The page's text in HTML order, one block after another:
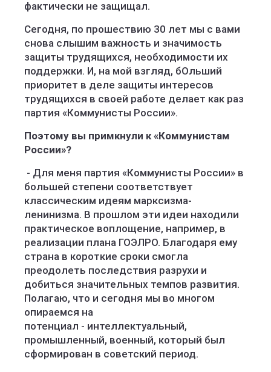
фактически не защищал.
Сегодня, по прошествию 30 лет мы с вами
снова слышим важность и значимость
защиты трудящихся, необходимости их
поддержки. И, на мой взгляд, бОльший
приоритет в деле защиты интересов
трудящихся в своей работе делает как раз
партия «Коммунисты России».
Поэтому вы примкнули к «Коммунистам
России»?
- Для меня партия «Коммунисты России» в
большей степени соответствует
классическим идеям марксизма-
ленинизма. В прошлом эти идеи находили
практическое воплощение, например, в
реализации плана ГОЭЛРО. Благодаря ему
страна в короткие сроки смогла
преодолеть последствия разрухи и
добиться значительных темпов развития.
Полагаю, что и сегодня мы во многом
опираемся на
потенциал - интеллектуальный,
промышленный, военный, который был
сформирован в советский период.